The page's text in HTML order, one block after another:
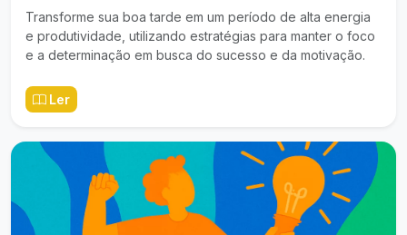
Transforme sua boa tarde em um período de alta energia
e produtividade, utilizando estratégias para manter o foco
e a determinação em busca do sucesso e da motivação.
Ler